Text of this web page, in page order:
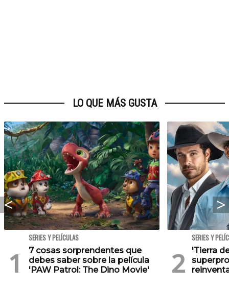
LO QUE MÁS GUSTA
SERIES Y PELÍCULAS
7 cosas sorprendentes que
debes saber sobre la película
'PAW Patrol: The Dino Movie'
SERIES Y
'Tierra